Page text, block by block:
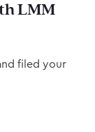
LMM
filed your